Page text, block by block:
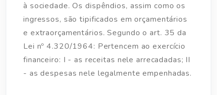
à sociedade. Os dispêndios, assim como os
ingressos, são tipificados em orçamentários
e extraorçamentários. Segundo o art. 35 da
Lei nº 4.320/1964: Pertencem ao exercício
financeiro: I - as receitas nele arrecadadas; II
- as despesas nele legalmente empenhadas.